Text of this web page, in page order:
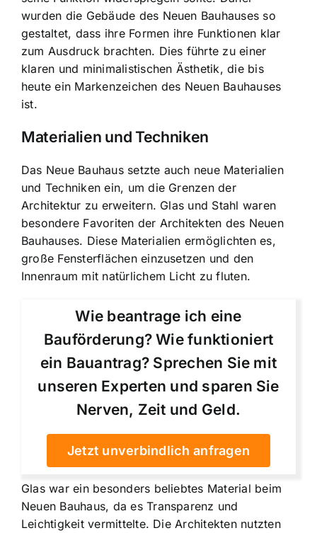
wurden die Gebäude des Neuen Bauhauses so
gestaltet, dass ihre Formen ihre Funktionen klar
zum Ausdruck brachten. Dies führte zu einer
klaren und minimalistischen Ästhetik, die bis
heute ein Markenzeichen des Neuen Bauhauses
ist.
Materialien und Techniken
Das Neue Bauhaus setzte auch neue Materialien
und Techniken ein, um die Grenzen der
Architektur zu erweitern. Glas und Stahl waren
besondere Favoriten der Architekten des Neuen
Bauhauses. Diese Materialien ermöglichten es,
große Fensterflächen einzusetzen und den
Innenraum mit natürlichem Licht zu fluten.
Wie beantrage ich eine
Bauförderung? Wie funktioniert
ein Bauantrag? Sprechen Sie mit
unseren Experten und sparen Sie
Nerven, Zeit und Geld.
Jetzt unverbindlich anfragen
Glas war ein besonders beliebtes Material beim
Neuen Bauhaus, da es Transparenz und
Leichtigkeit vermittelte. Die Architekten nutzten